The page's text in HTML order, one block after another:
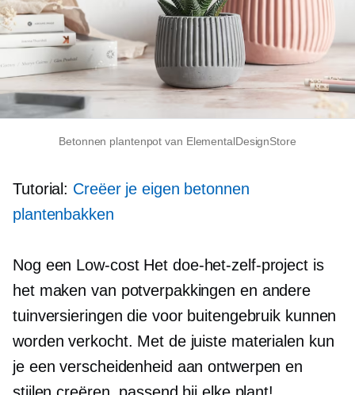
Betonnen plantenpot van ElementalDesignStore
Tutorial: Creëer je eigen betonnen
plantenbakken
Nog een Low-costHet doe-het-zelf-project is
het maken van potverpakkingen en andere
tuinversieringen die voor buitengebruik kunnen
worden verkocht. Met de juiste materialen kun
je een verscheidenheid aan ontwerpen en